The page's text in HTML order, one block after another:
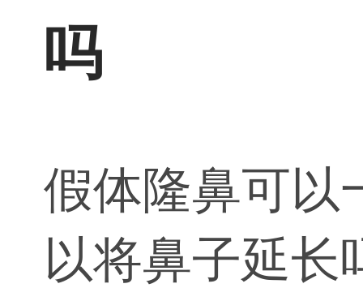
吗
假体隆鼻可以
以将鼻子延长